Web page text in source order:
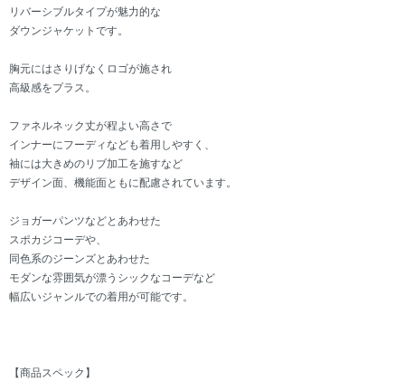
リバーシブルタイプが魅力的な
ダウンジャケットです。
胸元にはさりげなくロゴが施され
高級感をプラス。
ファネルネック丈が程よい高さで
インナーにフーディなども着用しやすく、
袖には大きめのリブ加工を施すなど
デザイン面、機能面ともに配慮されています。
ジョガーパンツなどとあわせた
スポカジコーデや、
同色系のジーンズとあわせた
モダンな雰囲気が漂うシックなコーデなど
幅広いジャンルでの着用が可能です。
【商品スペック】